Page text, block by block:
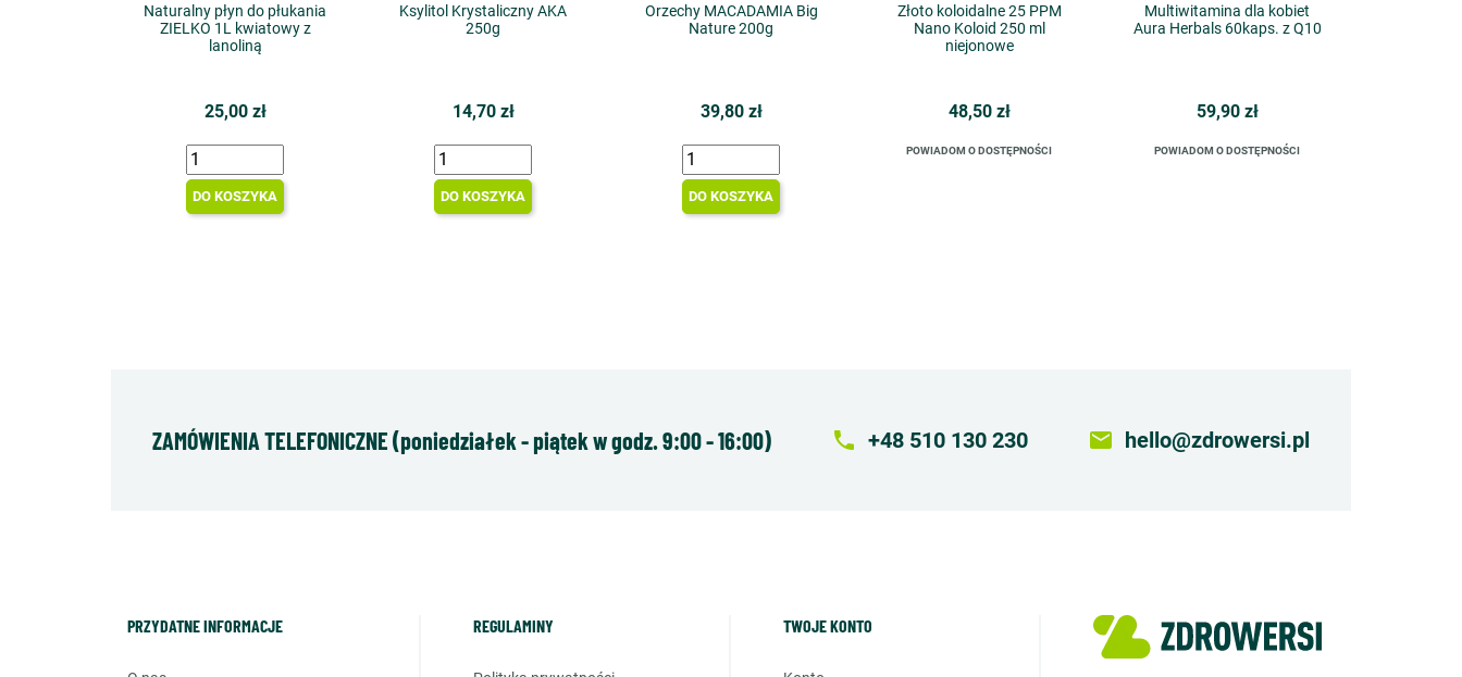
Naturalny płyn do płukania
ZIELKO 1L kwiatowy z
lanoliną
25,00 zł
DO KOSZYKA
Ksylitol Krystaliczny AKA
250g
14,70 zł
DO KOSZYKA
Orzechy MACADAMIA Big
Nature 200g
39,80 zł
DO KOSZYKA
Złoto koloidalne 25 PPM
Nano Koloid 250 ml
niejonowe
48,50 zł
POWIADOM O DOSTĘPNOŚCI
Multiwitamina dla kobiet
Aura Herbals 60kaps. z Q10
59,90 zł
POWIADOM O DOSTĘPNOŚCI
ZAMÓWIENIA TELEFONICZNE (poniedziałek - piątek w godz. 9:00 - 16:00) local_phone +48 510 130 230 email hello@zdrowersi.pl
PRZYDATNE INFORMACJE REGULAMINY TWOJE KONTO